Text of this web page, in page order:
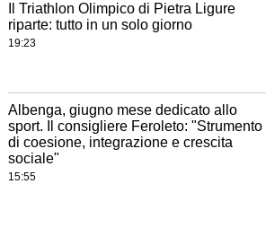
Il Triathlon Olimpico di Pietra Ligure
riparte: tutto in un solo giorno
19:23
Albenga, giugno mese dedicato allo
sport. Il consigliere Feroleto: "Strumento
di coesione, integrazione e crescita
sociale"
15:55